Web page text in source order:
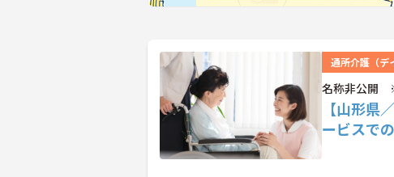
通所介護（デ
名称非公開
【山形県
ービスで